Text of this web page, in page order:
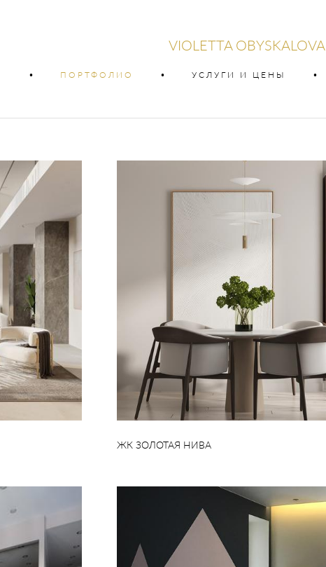
VIOLETTA OBYSKALOVA
• ПОРТФОЛИО • УСЛУГИ И ЦЕНЫ •
ЖК ЗОЛОТАЯ НИВА